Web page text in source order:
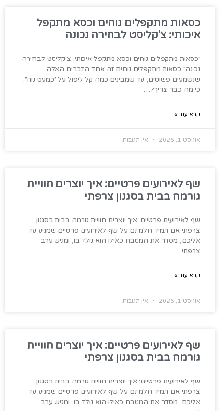
כסאות מתקפלים נוחים וכסא מתקפל
איכותי: צ'קליסט לבחירה נכונה
״כסאות מתקפלים נוחים וכסא מתקפל איכותי: צ'קליסט לבחירה
נכונה״ כסאות מתקפלים נוחים זה אחד הדברים האלה
שנשמעים פשוטים, עד שמבינים כמה קל ליפול על ״כמעט נוח״.
כי מה כבר צריך?…
קרא עוד »
אוגוסט 1, 2026 אין תגובות
שף לאירועים פרטיים: איך יוצרים חוויית
גורמה בבית בסגנון צרפתי
שף לאירועים פרטיים: איך יוצרים חוויית גורמה בבית בסגנון
צרפתי אם תמיד חלמתם על שף לאירועים פרטיים שמגיע עד
אליכם, מסדר את המטבח כאילו הוא נולד בו, ומגיש ערב
צרפתי…
קרא עוד »
אוגוסט 1, 2026 אין תגובות
שף לאירועים פרטיים: איך יוצרים חוויית
גורמה בבית בסגנון צרפתי
שף לאירועים פרטיים: איך יוצרים חוויית גורמה בבית בסגנון
צרפתי אם תמיד חלמתם על שף לאירועים פרטיים שמגיע עד
אליכם, מסדר את המטבח כאילו הוא נולד בו, ומגיש ערב